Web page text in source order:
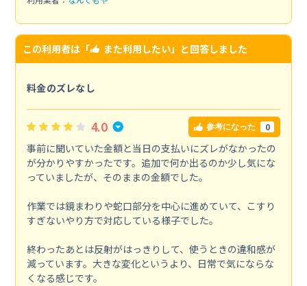
この利用者は「 また利用したい」と回答しました
料金のズレなし
4.0 参考になった 0
事前に聞いていた金額と当日の支払いにズレがなかったの
が分かりやすかったです。追加で何か出るのか少し気にな
っていましたが、そのままの金額でした。
作業では鏡まわりや蛇口部分を中心に進めていて、こすり
すぎないやり方で対応している様子でした。
終わったあとは反射がはっきりして、使うときの違和感が
減っています。大きな変化というより、日常で気にならな
くなる感じです。